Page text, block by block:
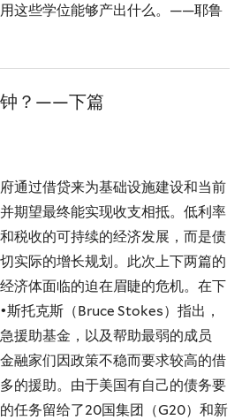
这些学位能够产出什么。——耶鲁
钟？——下篇
通过借贷来为基础设施建设和当前
期望最终能实现收支相抵。低利率
税收的可持续的经济发展，而是债
实际的增长规划。此次上下两篇的
济体面临的迫在眉睫的危机。在下
托克斯（Bruce Stokes）指出，
援助基金，以及帮助最弱的成员
融家们因政策不稳而要求较高的借
的援助。由于美国有自己的债务要
任务留给了20国集团（G20）和新